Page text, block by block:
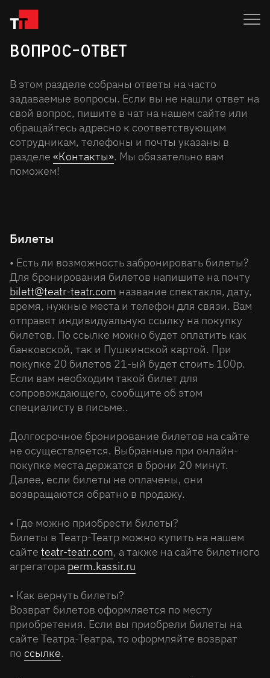
Вопрос-ответ
В этом разделе собраны ответы на часто
задаваемые вопросы. Если вы не нашли ответ на
свой вопрос, пишите в чат на нашем сайте или
обращайтесь адресно к соответствующим
сотрудникам, телефоны и почты указаны в
разделе «Контакты». Мы обязательно вам
поможем!
Билеты
• Есть ли возможность забронировать билеты?
Для бронирования билетов напишите на почту
bilett@teatr-teatr.com название спектакля, дату,
время, нужные места и телефон для связи. Вам
отправят индивидуальную ссылку на покупку
билетов. По ссылке можно будет оплатить как
банковской, так и Пушкинской картой. При
покупке 20 билетов 21-ый будет стоить 100р.
Если вам необходим такой билет для
сопровождающего, сообщите об этом
специалисту в письме..
Долгосрочное бронирование билетов на сайте
не осуществляется. Выбранные при онлайн-
покупке места держатся в брони 20 минут.
Далее, если билеты не оплачены, они
возвращаются обратно в продажу.
• Где можно приобрести билеты?
Билеты в Театр-Театр можно купить на нашем
сайте teatr-teatr.com, а также на сайте билетного
агрегатора perm.kassir.ru
• Как вернуть билеты?
Возврат билетов оформляется по месту
приобретения. Если вы приобрели билеты на
сайте Театра-Театра, то оформляйте возврат
по ссылке.